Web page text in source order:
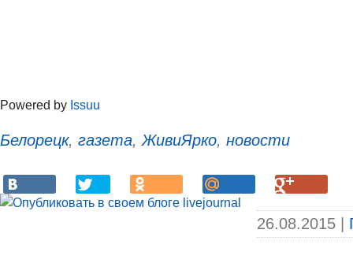
Powered by Issuu
Белорецк, газета, ЖивиЯрко, новости
26.08.2015 |